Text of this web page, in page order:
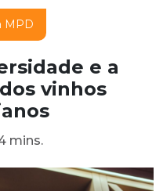
MPD
e a
vinhos
mins.